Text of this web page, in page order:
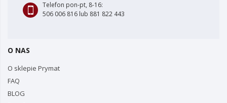
Telefon pon-pt, 8-16:
506 006 816 lub 881 822 443
O NAS
O sklepie Prymat
FAQ
BLOG